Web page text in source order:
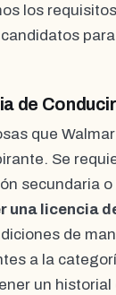
los
de Conducir
que
Se
secundaria o
una licencia
de
a la
un historial